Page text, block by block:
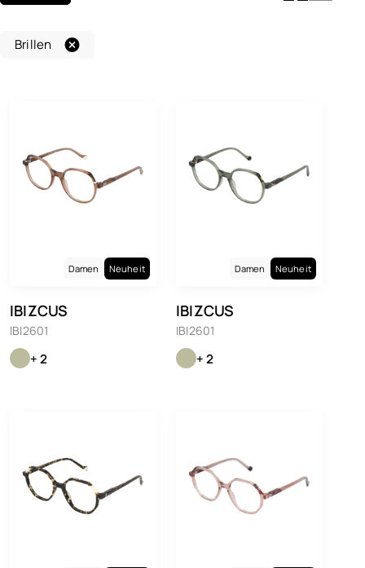
Brillen
Damen Neuheit
IBIZCUS
IBI2601
+ 2
Damen Neuheit
IBIZCUS
IBI2601
+ 2